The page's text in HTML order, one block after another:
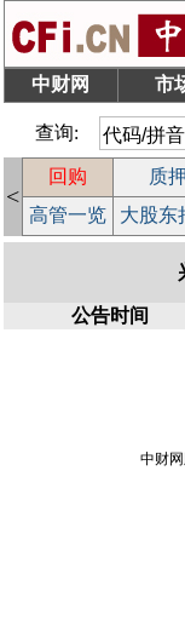
中财网 市
查询:
<
回购 质押
高管一览 大股东
公告时间
中财